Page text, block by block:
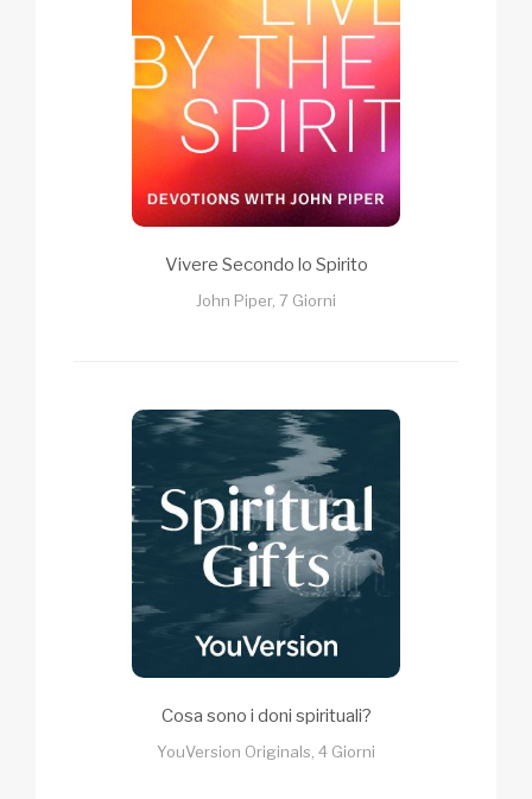
Vivere Secondo lo Spirito
John Piper, 7 Giorni
Cosa sono i doni spirituali?
YouVersion Originals, 4 Giorni